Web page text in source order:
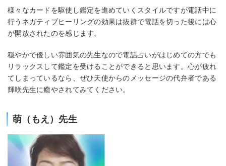
様々なカードを駆使し鑑定を進めていくスタイルですが電話中に
行うネガティブヒーリングの効果は抜群で電話を切った後には心
が開放されたのを感じます。
穏やかで優しい雰囲気の先生なので電話占いがはじめての方でも
リラックスして鑑定を受けることができると思います。心が疲れ
てしまっているなら、ぜひ天使からのメッセージの代弁者である
輝咲先生に癒やされてみてください。
萌（もえ）先生